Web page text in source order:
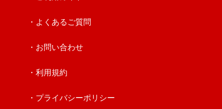
・よくあるご質問
・お問い合わせ
・利用規約
・プライバシーポリシー